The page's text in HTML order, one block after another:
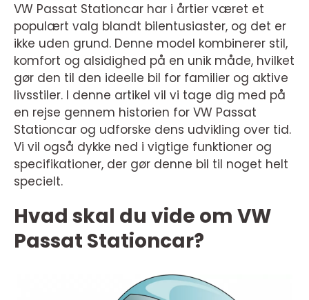
VW Passat Stationcar har i årtier været et
populært valg blandt bilentusiaster, og det er
ikke uden grund. Denne model kombinerer stil,
komfort og alsidighed på en unik måde, hvilket
gør den til den ideelle bil for familier og aktive
livsstiler. I denne artikel vil vi tage dig med på
en rejse gennem historien for VW Passat
Stationcar og udforske dens udvikling over tid.
Vi vil også dykke ned i vigtige funktioner og
specifikationer, der gør denne bil til noget helt
specielt.
Hvad skal du vide om VW
Passat Stationcar?